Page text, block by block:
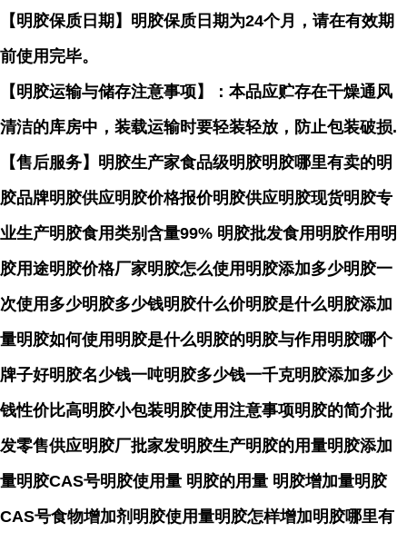
【明胶保质日期】明胶保质日期为24个月，请在有效期
前使用完毕。
【明胶运输与储存注意事项】：本品应贮存在干燥通风
清洁的库房中，装载运输时要轻装轻放，防止包装破损.
【售后服务】明胶生产家食品级明胶明胶哪里有卖的明
胶品牌明胶供应明胶价格报价明胶供应明胶现货明胶专
业生产明胶食用类别含量99% 明胶批发食用明胶作用明
胶用途明胶价格厂家明胶怎么使用明胶添加多少明胶一
次使用多少明胶多少钱明胶什么价明胶是什么明胶添加
量明胶如何使用明胶是什么明胶的明胶与作用明胶哪个
牌子好明胶名少钱一吨明胶多少钱一千克明胶添加多少
钱性价比高明胶小包装明胶使用注意事项明胶的简介批
发零售供应明胶厂批家发明胶生产明胶的用量明胶添加
量明胶CAS号明胶使用量 明胶的用量 明胶增加量明胶
CAS号食物增加剂明胶使用量明胶怎样增加明胶哪里有